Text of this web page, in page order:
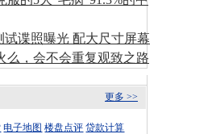
试谍照曝光 配大尺寸屏幕
么，会不会重复观致之路
更多 >>
电子地图 楼盘点评 贷款计算